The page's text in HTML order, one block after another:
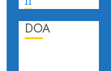
DOA